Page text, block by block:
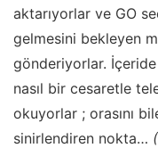
aktarıyorlar ve GO
gelmesini bekleyen
gönderiyorlar.
nasıl bir cesaretle
okuyorlar ; orasını
sinirlendiren nokta…